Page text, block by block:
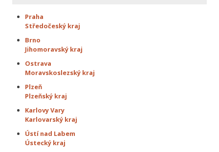
Praha
Středočeský kraj
Brno
Jihomoravský kraj
Ostrava
Moravskoslezský kraj
Plzeň
Plzeňský kraj
Karlovy Vary
Karlovarský kraj
Ústí nad Labem
Ústecký kraj